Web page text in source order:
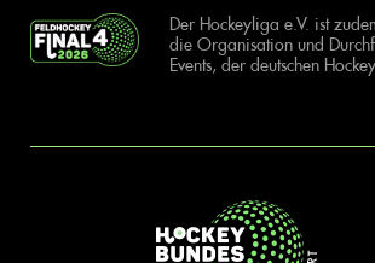
Der Hockeyliga e.V. ist
die Organisation und
Events, der deutschen